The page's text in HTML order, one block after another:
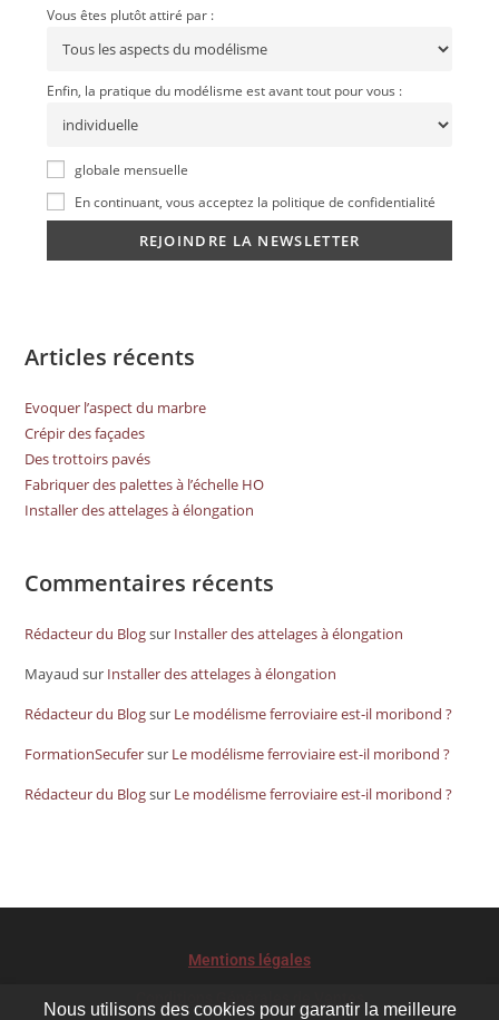
Vous êtes plutôt attiré par :
Enfin, la pratique du modélisme est avant tout pour vous :
globale mensuelle
En continuant, vous acceptez la politique de confidentialité
Articles récents
Evoquer l’aspect du marbre
Crépir des façades
Des trottoirs pavés
Fabriquer des palettes à l’échelle HO
Installer des attelages à élongation
Commentaires récents
Rédacteur du Blogsur Installer des attelages à élongation
Mayaud sur Installer des attelages à élongation
Rédacteur du Blogsur Le modélisme ferroviaire est-il moribond ?
FormationSecufersur Le modélisme ferroviaire est-il moribond ?
Rédacteur du Blogsur Le modélisme ferroviaire est-il moribond ?
Mentions légales
Conditions Générales de Ventes
Nous utilisons des cookies pour garantir la meilleure